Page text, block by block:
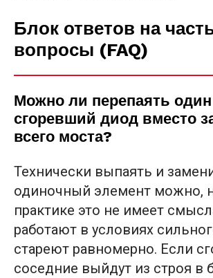
Блок ответов на
вопросы (FAQ)
Можно ли перепаять один
сгоревший диод вместо
всего моста?
Технически выпаять и
одиночный элемент можно,
практике это не имеет
работают в условиях
стареют равномерно. Если
соседние выйдут из строя в